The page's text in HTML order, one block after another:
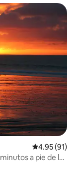
Calificación
4.95 (91)
a pie de la